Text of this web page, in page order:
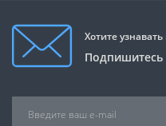
Хотите